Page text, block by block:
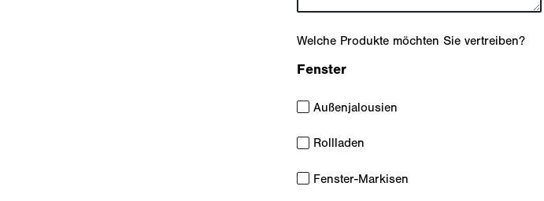
Welche Produkte möchten Sie vertreiben?
Fenster
Außenjalousien
Rollladen
Fenster-Markisen